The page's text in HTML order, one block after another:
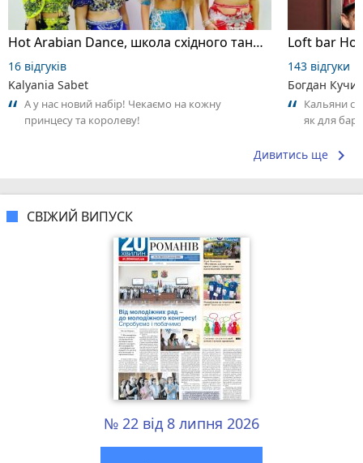
Hot Arabian Dance, школа східного танцю
16 відгуків
Kalyania Sabet
А у нас новий набір! Чекаємо на кожну
принцесу та королеву!
Loft bar
143 відгуки
Богдан
Кальяни
як для
Дивитись ще keyboard_arrow_right
СВІЖИЙ ВИПУСК
№ 22 від 8 липня 2026